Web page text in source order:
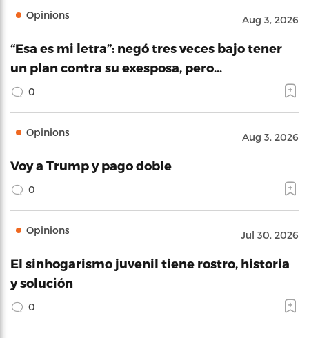
Opinions Aug 3, 2026
“Esa es mi letra”: negó tres veces bajo tener
un plan contra su exesposa, pero…
0
Opinions Aug 3, 2026
Voy a Trump y pago doble
0
Opinions Jul 30, 2026
El sinhogarismo juvenil tiene rostro, historia
y solución
0